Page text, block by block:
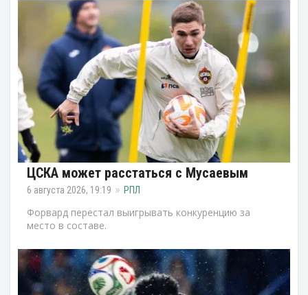
ЦСКА может расстаться с Мусаевым
6 августа 2026, 19:19 РПЛ
Форвард перестал выигрывать конкуренцию за
место в составе.